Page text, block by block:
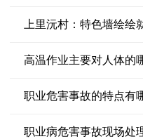
上里沅村：特色墙绘绘
高温作业主要对人体的
职业危害事故的特点有
职业病危害事故现场处